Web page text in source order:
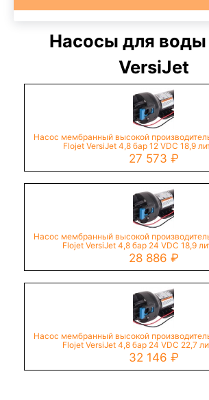
Насосы для воды
VersiJet
Насос мембранный высокой
Flojet VersiJet 4,8 бар 12 VDC 18,9
27 573 ₽
Насос мембранный высокой
Flojet VersiJet 4,8 бар 24 VDC 18,9
28 886 ₽
Насос мембранный высокой
Flojet VersiJet 4,8 бар 24 VDC 22,7
32 146 ₽